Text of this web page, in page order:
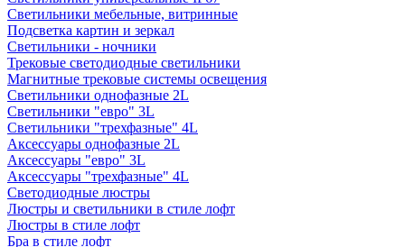
Светильники мебельные, витринные
Подсветка картин и зеркал
Светильники - ночники
Трековые светодиодные светильники
Магнитные трековые системы освещения
Светильники однофазные 2L
Светильники "евро" 3L
Светильники "трехфазные" 4L
Аксессуары однофазные 2L
Аксессуары "евро" 3L
Аксессуары "трехфазные" 4L
Светодиодные люстры
Люстры и светильники в стиле лофт
Люстры в стиле лофт
Бра в стиле лофт